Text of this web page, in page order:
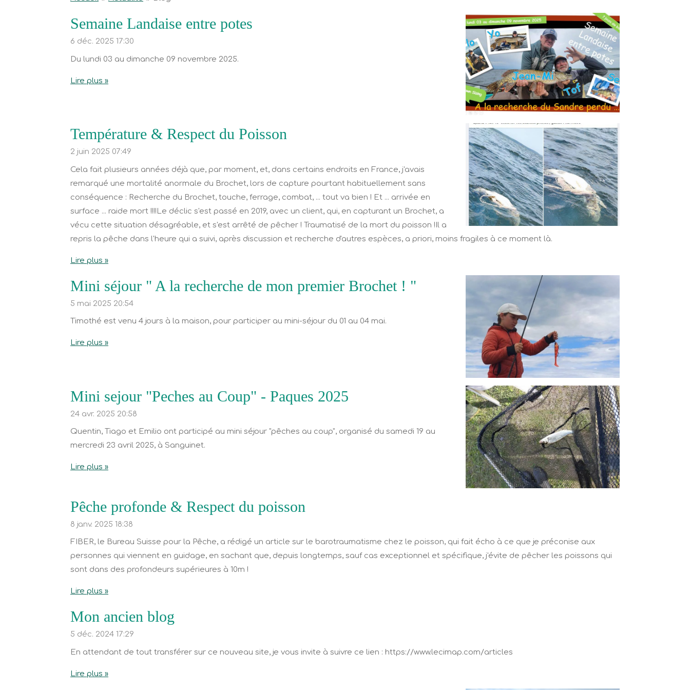
Semaine Landaise entre potes
6 déc. 2025 17:30
Du lundi 03 au dimanche 09 novembre 2025.
Lire plus »
Température & Respect du Poisson
2 juin 2025 07:49
Cela fait plusieurs années déjà que, par moment, et, dans certains endroits en France, j'avais
remarqué une mortalité anormale du Brochet, lors de capture pourtant habituellement sans
conséquence : Recherche du Brochet, touche, ferrage, combat, ... tout va bien ! Et ... arrivée en
surface ... raide mort !!!!Le déclic s'est passé en 2019, avec un client, qui, en capturant un Brochet, a
vécu cette situation désagréable, et s'est arrêté de pêcher ! Traumatisé de la mort du poisson !Il a
repris la pêche dans l'heure qui a suivi, après discussion et recherche d'autres espèces, a priori, moins fragiles à ce moment là.
Lire plus »
Mini séjour " A la recherche de mon premier Brochet ! "
5 mai 2025 20:54
Timothé est venu 4 jours à la maison, pour participer au mini-séjour du 01 au 04 mai.
Lire plus »
Mini sejour "Peches au Coup" - Paques 2025
24 avr. 2025 20:58
Quentin, Tiago et Emilio ont participé au mini séjour "pêches au coup", organisé du samedi 19 au
mercredi 23 avril 2025, à Sanguinet.
Lire plus »
Pêche profonde & Respect du poisson
8 janv. 2025 18:38
FIBER, le Bureau Suisse pour la Pêche, a rédigé un article sur le barotraumatisme chez le poisson, qui fait écho à ce que je préconise aux
personnes qui viennent en guidage, en sachant que, depuis longtemps, sauf cas exceptionnel et spécifique, j'évite de pêcher les poissons qui
sont dans des profondeurs supérieures à 10m !
Lire plus »
Mon ancien blog
5 déc. 2024 17:29
En attendant de tout transférer sur ce nouveau site, je vous invite à suivre ce lien : https://www.lecimap.com/articles
Lire plus »